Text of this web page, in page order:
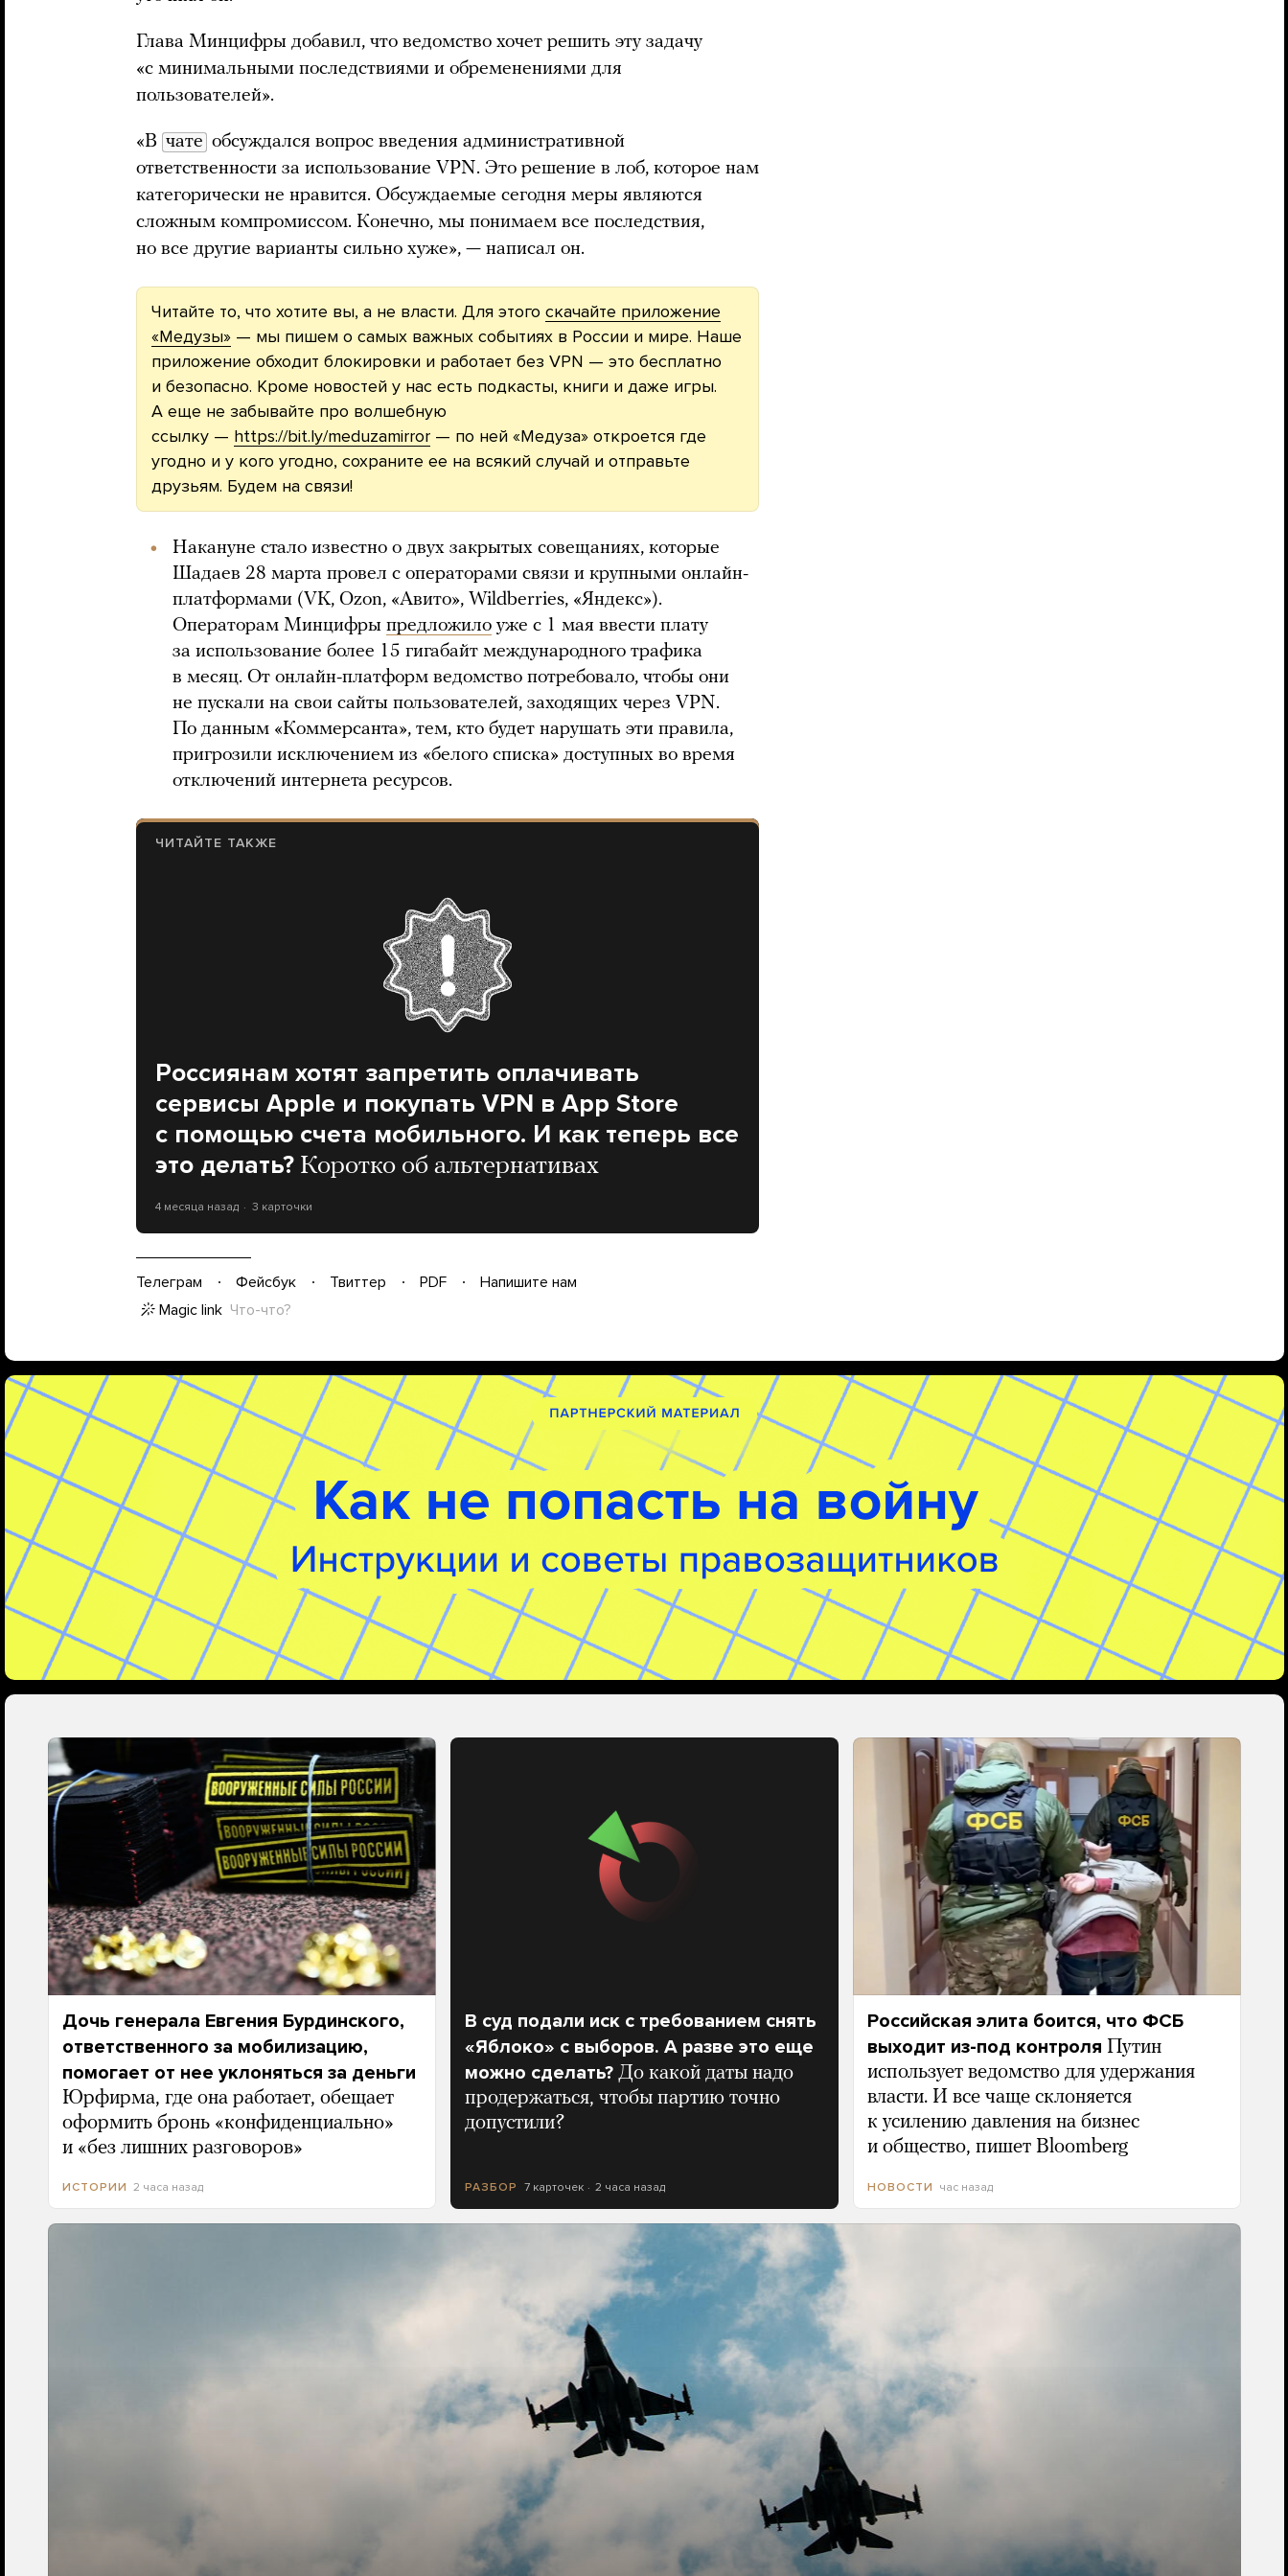
Глава Минцифры добавил, что ведомство хочет решить эту задачу
«с минимальными последствиями и обременениями для
пользователей».
«В чате обсуждался вопрос введения административной
ответственности за использование VPN. Это решение в лоб, которое нам
категорически не нравится. Обсуждаемые сегодня меры являются
сложным компромиссом. Конечно, мы понимаем все последствия,
но все другие варианты сильно хуже», — написал он.
Читайте то, что хотите вы, а не власти. Для этого скачайте приложение
«Медузы» — мы пишем о самых важных событиях в России и мире. Наше
приложение обходит блокировки и работает без VPN — это бесплатно
и безопасно. Кроме новостей у нас есть подкасты, книги и даже игры.
А еще не забывайте про волшебную
ссылку — https://bit.ly/meduzamirror — по ней «Медуза» откроется где
угодно и у кого угодно, сохраните ее на всякий случай и отправьте
друзьям. Будем на связи!
Накануне стало известно о двух закрытых совещаниях, которые
Шадаев 28 марта провел с операторами связи и крупными онлайн-
платформами (VK, Ozon, «Авито», Wildberries, «Яндекс»).
Операторам Минцифры предложило уже с 1 мая ввести плату
за использование более 15 гигабайт международного трафика
в месяц. От онлайн-платформ ведомство потребовало, чтобы они
не пускали на свои сайты пользователей, заходящих через VPN.
По данным «Коммерсанта», тем, кто будет нарушать эти правила,
пригрозили исключением из «белого списка» доступных во время
отключений интернета ресурсов.
ЧИТАЙТЕ ТАКЖЕ
Россиянам хотят запретить оплачивать
сервисы Apple и покупать VPN в App Store
с помощью счета мобильного. И как теперь все
это делать? Коротко об альтернативах
4 месяца назад 3 карточки
Телеграм Фейсбук Твиттер PDF
Напишите нам
Magic link Что-что?
Дочь генерала Евгения Бурдинского,
ответственного за мобилизацию,
помогает от нее уклоняться за деньги
Юрфирма, где она работает, обещает
оформить бронь «конфиденциально»
и «без лишних разговоров»
ИСТОРИИ 2 часа назад
В суд подали иск с требованием снять
«Яблоко» с выборов. А разве это еще
можно сделать? До какой даты надо
продержаться, чтобы партию точно
допустили?
РАЗБОР 7 карточек 2 часа назад
Российская элита боится, что ФСБ
выходит из-под контроля Путин
использует ведомство для удержания
власти. И все чаще склоняется
к усилению давления на бизнес
и общество, пишет Bloomberg
НОВОСТИ час назад